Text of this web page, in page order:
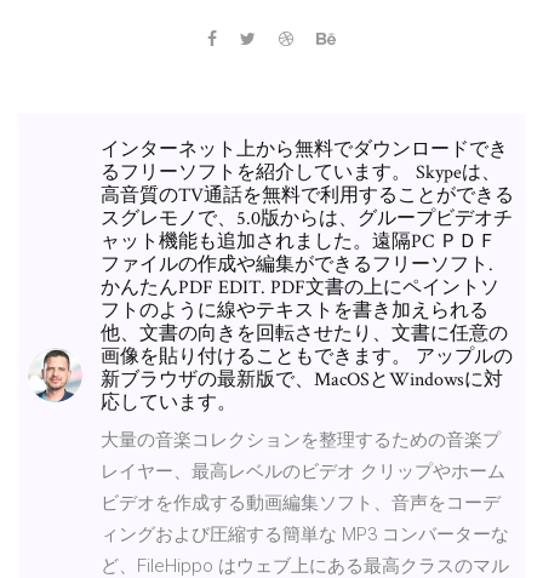
インターネット上から無料でダウンロードでき
るフリーソフトを紹介しています。 Skypeは、
高音質のTV通話を無料で利用することができる
スグレモノで、5.0版からは、グループビデオチ
ャット機能も追加されました。遠隔PC ＰＤＦ
ファイルの作成や編集ができるフリーソフト.
かんたんPDF EDIT. PDF文書の上にペイントソ
フトのように線やテキストを書き加えられる
他、文書の向きを回転させたり、文書に任意の
画像を貼り付けることもできます。 アップルの
新ブラウザの最新版で、MacOSとWindowsに対
応しています。
大量の音楽コレクションを整理するための音楽プ
レイヤー、最高レベルのビデオ クリップやホーム
ビデオを作成する動画編集ソフト、音声をコーデ
ィングおよび圧縮する簡単な MP3 コンバーターな
ど、FileHippo はウェブ上にある最高クラスのマル